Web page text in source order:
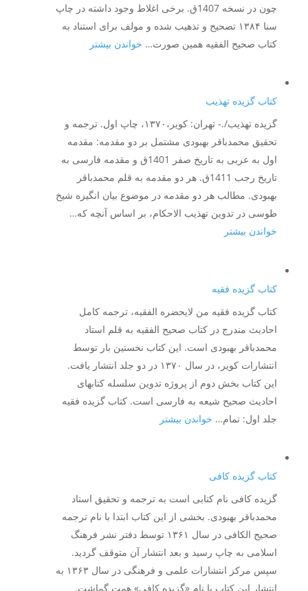
چون در نسخه 1407ق. برخی اغلاط وجود داشته در چاپ
سنا ۱۳۸۴ تصحیح و تذهیب شده و مولف برای استناد به
کتاب صحیح الفقیه همین صورت… خواندن بیشتر
کتاب گزیده تهذیب
گزیده تهذیب/.- تهران: کویر،۱۳۷۰، چاپ اول. ترجمه و
تحقیق محمدباقر بهبودی مشتمل بر دو مقدمه: مقدمه
اول به عربی به تاریخ صفر 1401ق و مقدمه فارسی به
تاریخ رجب 1411ق. هر دو مقدمه به قلم محمدباقر
بهبودی. مطالب هر دو مقدمه در موضوع بیان انگیزه شیخ
طوسی در تدوین تهذیب الاحکام، بر اساس آنچه که…
خواندن بیشتر
تهذیب
کتاب گزیده فقیه
کتاب گزیده فقیه من لایحضره الفقیه، ترجمه کامل
احادیث مندرج در کتاب صحیح الفقیه به قلم استاد
محمدباقر بهبودی است. این کتاب نخستین بار توسط
انتشارات کویر، در سال ۱۳۷۰ در دو جلد انتشار یافت.
این کتاب بخش دوم از پروژه تدوین سلسله کتابهای
احادیث صحیح شیعه به فارسی است. کتاب گزیده فقیه
جلد اول: تمام… خواندن بیشتر
کتاب گزیده کافی
گزیده کافی نام کتابی است به ترجمه و تحقیق استاد
محمدباقر بهبودی. بخشی از این کتاب ابتدا با نام ترجمه
صحیح الکافی در سال ۱۳۶۱ توسط دفتر نشر فرهنگ
اسلامی به چاپ رسید و بعد انتشار آن متوقف گردید.
سپس مرکز انتشارات علمی و فرهنگی در سال ۱۳۶۳ به
انتشار این کتاب با نام «گزیده کافی» همت گماشت.